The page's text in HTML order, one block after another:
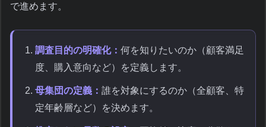
で進めます。
調査目的の明確化： 何を知りたいのか（顧客満足
度、購入意向など）を定義します。
母集団の定義： 誰を対象にするのか（全顧客、特
定年齢層など）を決めます。